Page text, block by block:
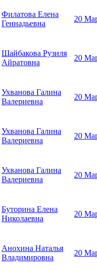
Филатова Елена
Геннадьевна
20
Шайбакова Рузиля
Айратовна
20
Ухванова Галина
Валериевна
20
Ухванова Галина
Валериевна
20
Ухванова Галина
Валериевна
20
Буторина Елена
Николаевна
20
Анохина Наталья
Владимировна
20